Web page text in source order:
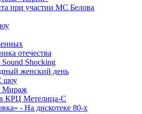
при участии МС Белова
отечества
Shocking
женский день
шоу
Мираж
КРЦ Метелица-С
- На дискотеке 80-х